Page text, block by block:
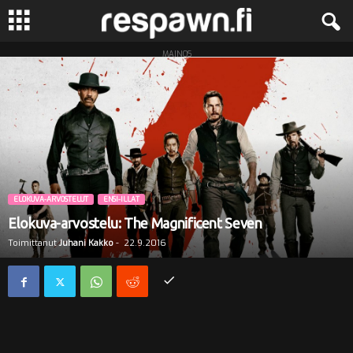
MAINOS
ELOKUVA-ARVOSTELUT ENSI-ILLAT
Elokuva-arvostelu: The Magnificent Seven
Toimittanut Juhani Kakko - 22.9.2016